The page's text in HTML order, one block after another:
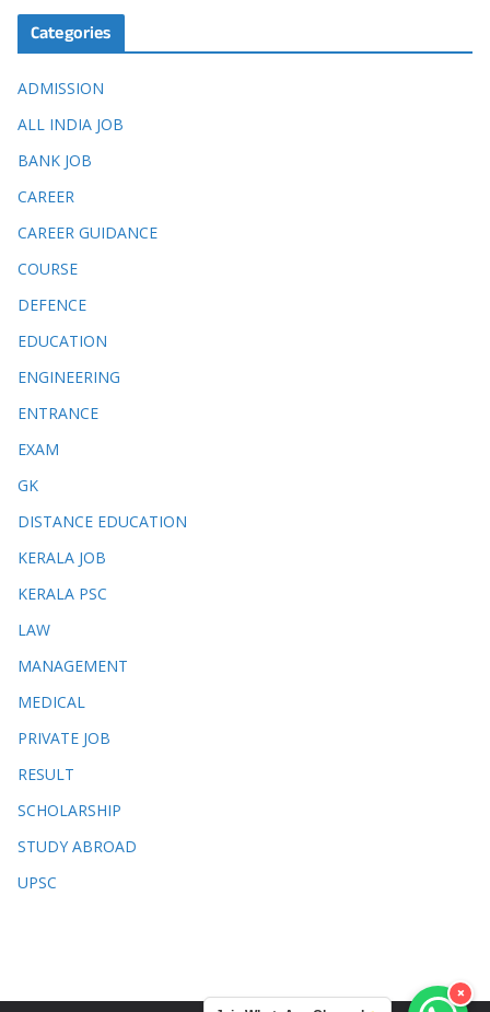
Categories
ADMISSION
ALL INDIA JOB
BANK JOB
CAREER
CAREER GUIDANCE
COURSE
DEFENCE
EDUCATION
ENGINEERING
ENTRANCE
EXAM
GK
DISTANCE EDUCATION
KERALA JOB
KERALA PSC
LAW
MANAGEMENT
MEDICAL
PRIVATE JOB
RESULT
SCHOLARSHIP
STUDY ABROAD
UPSC
×